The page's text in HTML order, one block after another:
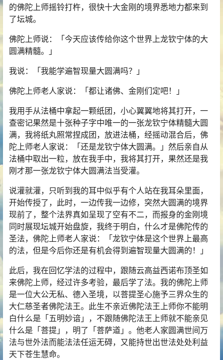
的佛陀上师摇铃打杵，很快十大金刚的境界悉地力都来到
了坛城。
佛陀上师说：「今天应该传给你这个世界上龙钦宁体的大
圆满精髓。」
我说：「我能学遍智现量大圆满吗？」
佛陀上师老人家说：「都让诸佛、金刚们定吧！」
我用手从法桶中拿起一颗纸团，小心翼翼地将其打开，一
查密记果然是十张种子字中唯一的一张龙钦宁体精髓大圆
满，我将纸丸照常捏成团，放进法桶，经摇动混合后，佛
陀上师老人家说：「还是龙钦宁体大圆满。」然后亲自从
法桶中取出一粒，放在我手中，我将其打开，果然还是我
刚才那一张龙钦宁体大圆满法当受灌。
说灌就灌，只听到我的耳中似乎有个人站在我耳朵里面，
开始传授了，此时，一边传我一边修，突然大圆满的境界
现前了，整个法界真如呈现了空有不二，而报身的金刚境
同时展现坛城开始盘旋，我终于明白，什么才是佛陀传的
圣法，佛陀上师老人家说：「龙钦宁体是这个世界上最高
的法，但是今后你还是有机会得到遍智现量大圆满的！」
此后，我在回忆学法的过程中，跟随云高益西诺布顶圣如
来佛陀上师，经过许多考验，最后学了法。我的佛陀上师
是一位大公无私、德入圣境，以菩提圣心施予三界众生的
大仁慈圣者佛陀法王。此生不亲近佛陀法王上师你不能明
白什么是「五明妙谙」，不跟随佛陀法王上师就不能亲见
什么是「菩提」，明了「菩萨道」。他老人家圆满世间万
法与世外法而能法法任运无碍，又能持世出世法处处利益
天下苍生慧命。